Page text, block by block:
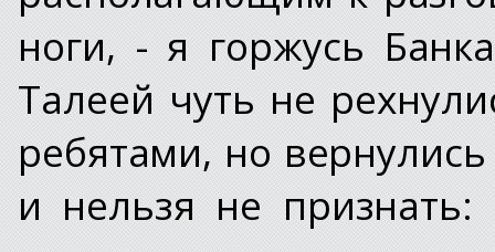
ноги, - я горжусь
Талеей чуть не
ребятами, но
и нельзя не